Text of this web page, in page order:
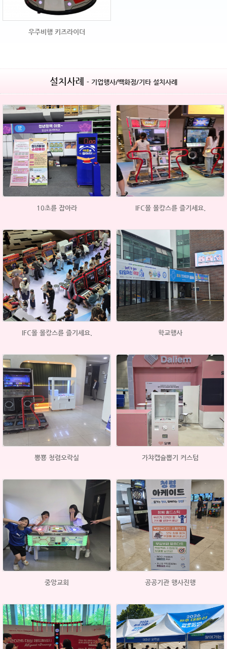
우주비행 키즈라이더
설치사례 - 기업행사/백화점/기타 설치사례
10초를 잡아라 IFC몰 몰캉스를 즐기세요.
IFC몰 몰캉스를 즐기세요. 학교행사
뽕뿅 청렴오락실 가챠캡슐뽑기 커스텀
중앙교회 공공기관 행사진행